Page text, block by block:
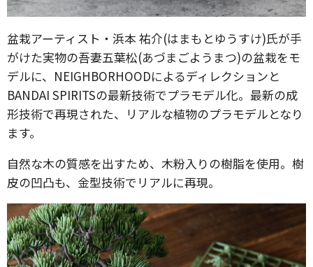
盆栽アーティスト・浜本 祐介(はまもとゆうすけ)氏が手
がけた実物の吾妻五葉松(あづまごようまつ)の盆栽をモ
デルに、NEIGHBORHOODによるディレクションと
BANDAI SPIRITSの最新技術でプラモデル化。最新の成
形技術で再現された、リアルな植物のプラモデルとなり
ます。
自然な木の質感を出すため、木粉入りの樹脂を使用。樹
皮の凹凸も、金型技術でリアルに再現。